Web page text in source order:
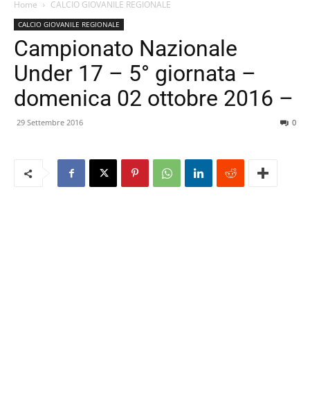
Home CALCIO GIOVANILE REGIONALE
CALCIO GIOVANILE REGIONALE
Campionato Nazionale
Under 17 – 5° giornata –
domenica 02 ottobre 2016 –
29 Settembre 2016 0